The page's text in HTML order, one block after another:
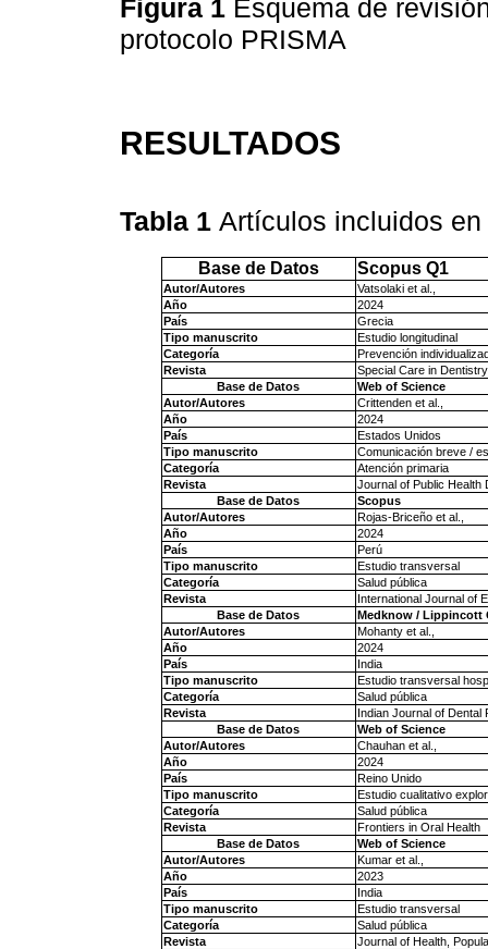
Figura 1 Esquema de
protocolo PRISMA
RESULTADOS
Tabla 1 Artículos incluidos
Base de Datos Scopus Q1
Autor/Autores
Vatsolaki et al.,
Año
2024
País
Grecia
Tipo manuscrito
Estudio longitudinal
Categoría
Prevención
Revista
Special Care in Dentistry
Base de Datos
Web of Science
Autor/Autores
Crittenden et al.,
Año
2024
País
Estados Unidos
Tipo manuscrito
Comunicación breve /
Categoría
Atención primaria
Revista
Journal of Public Health
Base de Datos
Scopus
Autor/Autores
Rojas-Briceño et al.,
Año
2024
País
Perú
Tipo manuscrito
Estudio transversal
Categoría
Salud pública
Revista
International Journal of
Base de Datos
Medknow / Lippincott
Autor/Autores
Mohanty et al.,
Año
2024
País
India
Tipo manuscrito
Estudio transversal
Categoría
Salud pública
Revista
Indian Journal of Dental
Base de Datos
Web of Science
Autor/Autores
Chauhan et al.,
Año
2024
País
Reino Unido
Tipo manuscrito
Estudio cualitativo
Categoría
Salud pública
Revista
Frontiers in Oral Health
Base de Datos
Web of Science
Autor/Autores
Kumar et al.,
Año
2023
País
India
Tipo manuscrito
Estudio transversal
Categoría
Salud pública
Revista
Journal of Health,